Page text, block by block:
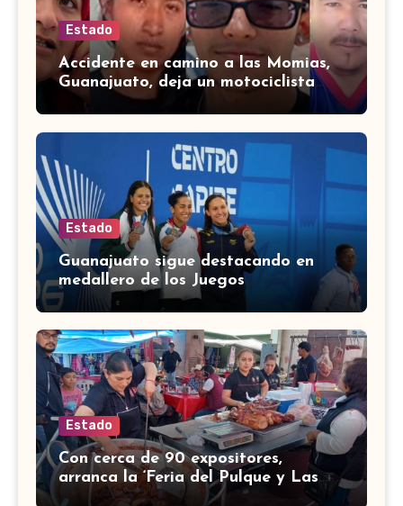
Estado
Accidente en camino a las Momias,
Guanajuato, deja un motociclista
lesionado
Estado
Guanajuato sigue destacando en
medallero de los Juegos
Centroamericanos 2026 con 43
medallas
Estado
Con cerca de 90 expositores,
arranca la ‘Feria del Pulque y Las
Carnitas 2026’ en Doctor Mora